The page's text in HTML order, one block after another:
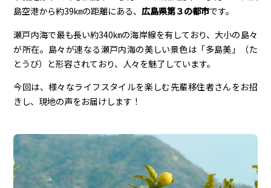
島空港から約39㎞の距離にある、広島県第３の都市です。
瀬戸内海で最も長い約340㎞の海岸線を有しており、大小の島々
が所在。島々が連なる瀬戸内海の美しい景色は「多島美」（た
とうび）と形容されており、人々を魅了しています。
今回は、様々なライフスタイルを楽しむ先輩移住者さんをお招
きし、現地の声をお届けします！